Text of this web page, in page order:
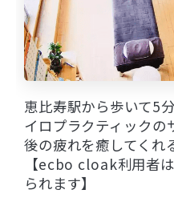
恵比寿駅から歩いて5
イロプラクティックの
後の疲れを癒してくれ
【ecbo cloak利用者
られます】